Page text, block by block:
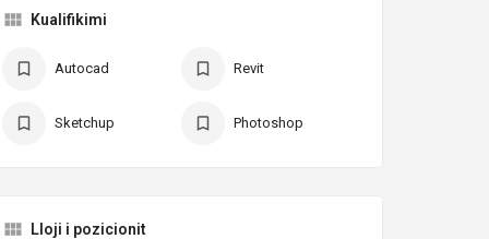
Kualifikimi
Autocad Revit
Sketchup Photoshop
Lloji i pozicionit